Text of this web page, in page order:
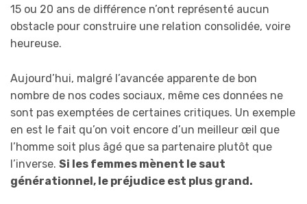
15 ou 20 ans de différence n’ont représenté aucun
obstacle pour construire une relation consolidée, voire
heureuse.
Aujourd’hui, malgré l’avancée apparente de bon
nombre de nos codes sociaux, même ces données ne
sont pas exemptées de certaines critiques. Un exemple
en est le fait qu’on voit encore d’un meilleur œil que
l’homme soit plus âgé que sa partenaire plutôt que
l’inverse. Si les femmes mènent le saut
générationnel, le préjudice est plus grand.